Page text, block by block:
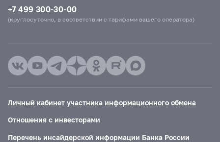
+7 499 300-30-00
(круглосуточно, в соответствии с тарифами вашего оператора)
Личный кабинет участника информационного обмена
Отношения с инвесторами
Перечень инсайдерской информации Банка России